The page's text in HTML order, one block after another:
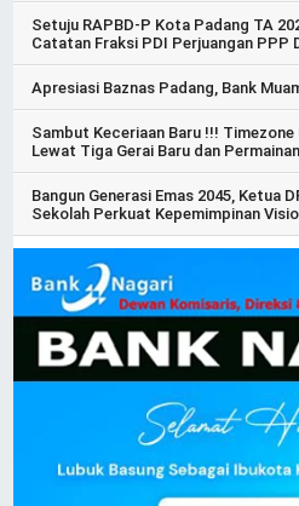
Setuju RAPBD-P Kota Padang TA
Catatan Fraksi PDI Perjuangan PPP
Apresiasi Baznas Padang, Bank
Sambut Keceriaan Baru !!!
Lewat Tiga Gerai Baru dan
Bangun Generasi Emas 2045, Ketua
Sekolah Perkuat Kepemimpinan